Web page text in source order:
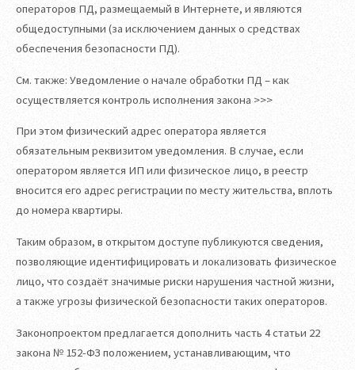
операторов ПД, размещаемый в Интернете, и являются
общедоступными (за исключением данных о средствах
обеспечения безопасности ПД).
См. также: Уведомление о начале обработки ПД – как
осуществляется контроль исполнения закона >>>
При этом физический адрес оператора является
обязательным реквизитом уведомления. В случае, если
оператором является ИП или физическое лицо, в реестр
вносится его адрес регистрации по месту жительства, вплоть
до номера квартиры.
Таким образом, в открытом доступе публикуются сведения,
позволяющие идентифицировать и локализовать физическое
лицо, что создаёт значимые риски нарушения частной жизни,
а также угрозы физической безопасности таких операторов.
Законопроектом предлагается дополнить часть 4 статьи 22
закона № 152-ФЗ положением, устанавливающим, что